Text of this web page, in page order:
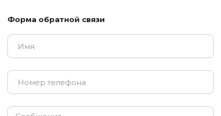
Форма обратной связи